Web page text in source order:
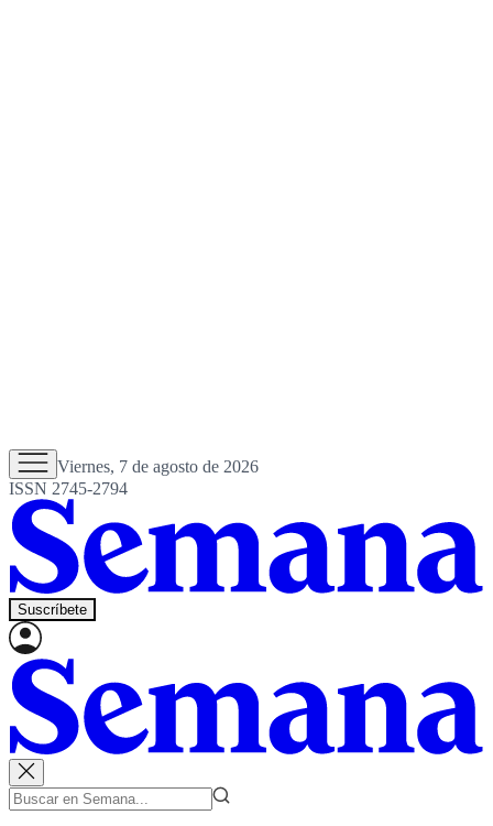
Viernes, 7 de agosto de 2026
ISSN 2745-2794
Suscríbete